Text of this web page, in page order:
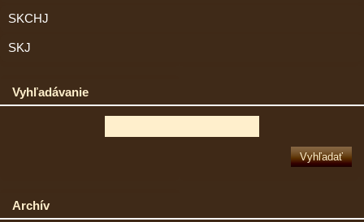
SKCHJ
SKJ
Vyhľadávanie
Archív